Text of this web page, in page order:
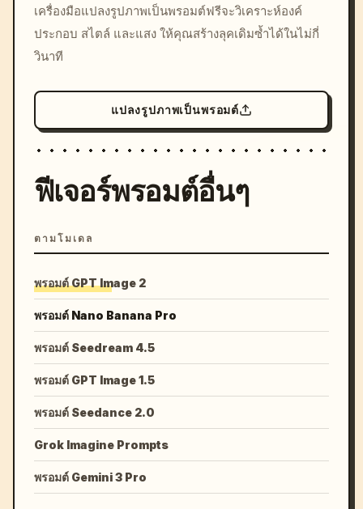
colors, 8k --v 6.0
เครื่องมือแปลงรูปภาพเป็นพรอมต์ฟรีจะวิเคราะห์องค์
ประกอบ สไตล์ และแสง ให้คุณสร้างลุคเดิมซ้ำได้ในไม่กี่
วินาที
แปลงรูปภาพเป็นพรอมต์
ฟีเจอร์พรอมต์อื่นๆ
ตามโมเดล
พรอมต์ GPT Image 2
พรอมต์ Nano Banana Pro
พรอมต์ Seedream 4.5
พรอมต์ GPT Image 1.5
พรอมต์ Seedance 2.0
Grok Imagine Prompts
พรอมต์ Gemini 3 Pro